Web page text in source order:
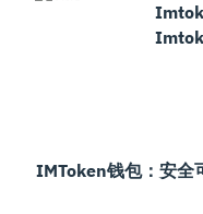
IMToken钱包：安全